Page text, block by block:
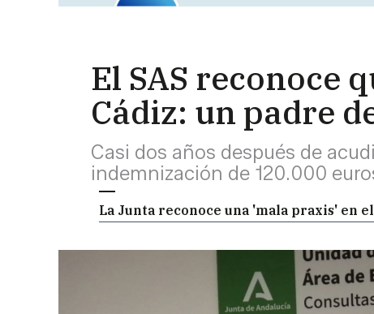
El SAS reconoce
Cádiz: un padre
Casi dos años después de
indemnización de 120.000
La Junta reconoce una 'mala praxis' en